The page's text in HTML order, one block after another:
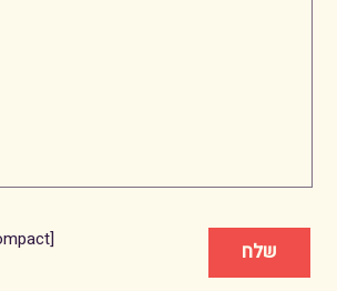
[recaptcha size:compact]